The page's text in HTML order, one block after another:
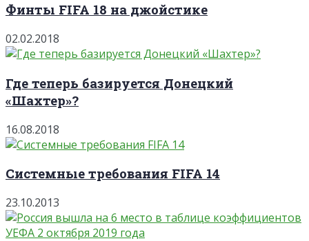
Финты FIFA 18 на джойстике
02.02.2018
Где теперь базируется Донецкий
«Шахтер»?
16.08.2018
Системные требования FIFA 14
23.10.2013